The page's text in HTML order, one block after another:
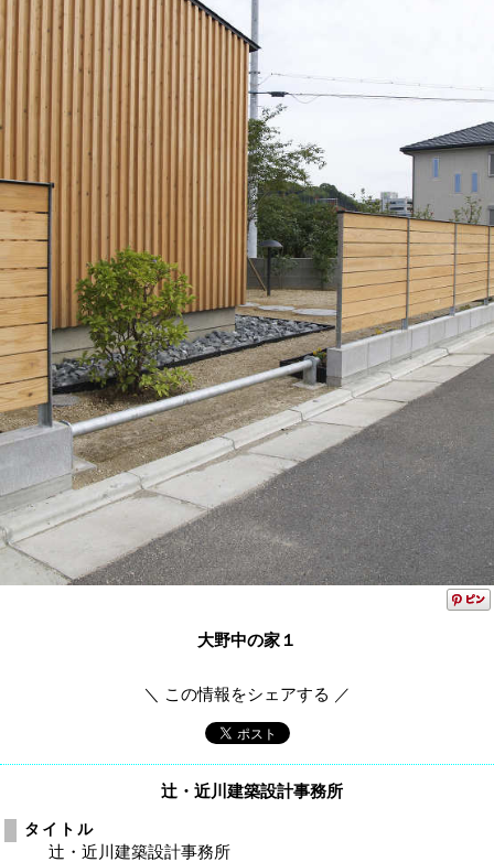
大野中の家１
＼ この情報をシェアする ／
辻・近川建築設計事務所
タイトル
辻・近川建築設計事務所